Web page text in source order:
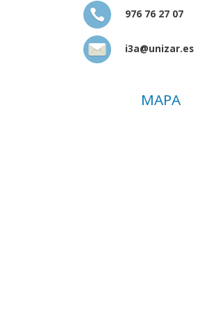
976 76 27 07
i3a@unizar.es
MAPA